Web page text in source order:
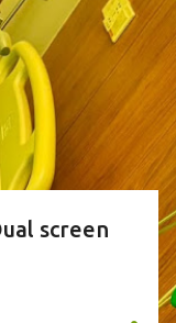
screen